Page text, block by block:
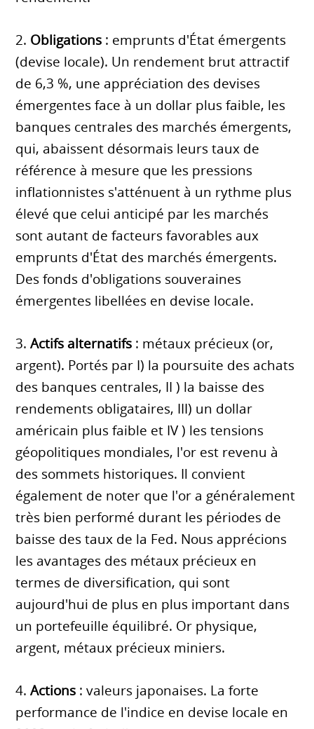
2. Obligations : emprunts d'État émergents
(devise locale). Un rendement brut attractif
de 6,3 %, une appréciation des devises
émergentes face à un dollar plus faible, les
banques centrales des marchés émergents,
qui, abaissent désormais leurs taux de
référence à mesure que les pressions
inflationnistes s'atténuent à un rythme plus
élevé que celui anticipé par les marchés
sont autant de facteurs favorables aux
emprunts d'État des marchés émergents.
Des fonds d'obligations souveraines
émergentes libellées en devise locale.
3.Actifs alternatifs : métaux précieux (or,
argent). Portés par I) la poursuite des achats
des banques centrales, II ) la baisse des
rendements obligataires, III) un dollar
américain plus faible et IV ) les tensions
géopolitiques mondiales, l'or est revenu à
des sommets historiques. Il convient
également de noter que l'or a généralement
très bien performé durant les périodes de
baisse des taux de la Fed. Nous apprécions
les avantages des métaux précieux en
termes de diversification, qui sont
aujourd'hui de plus en plus important dans
un portefeuille équilibré. Or physique,
argent, métaux précieux miniers.
4. Actions : valeurs japonaises. La forte
performance de l'indice en devise locale en